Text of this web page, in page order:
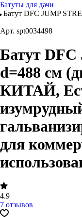
Батуты для дачи
Батут DFC JUMP
Арт. spt0034498
Батут
d=488 cм
КИТАЙ,
для
4.9
7 отзывов